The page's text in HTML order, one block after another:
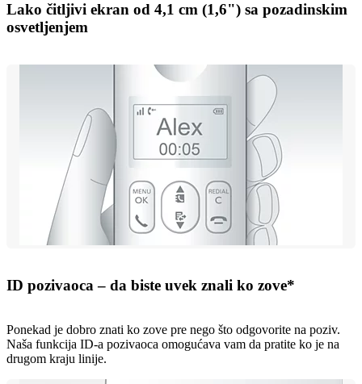
Lako čitljivi ekran od 4,1 cm (1,6") sa pozadinskim
osvetljenjem
ID pozivaoca – da biste uvek znali ko zove*
Ponekad je dobro znati ko zove pre nego što odgovorite na poziv.
Naša funkcija ID-a pozivaoca omogućava vam da pratite ko je na
drugom kraju linije.